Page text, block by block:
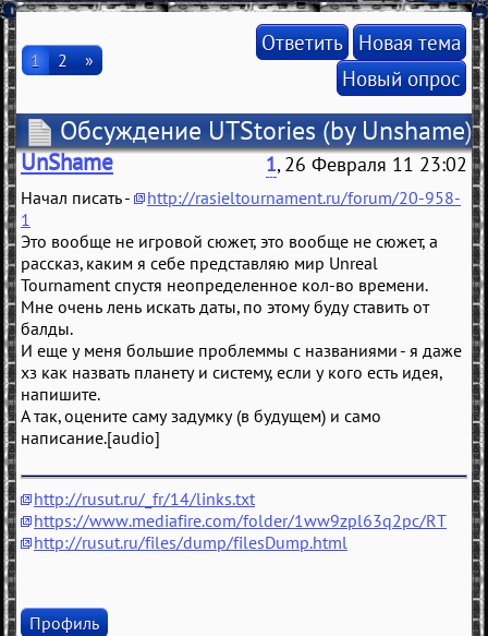
1 2 »
Ответить Новая тема
Новый опрос
Обсуждение UTStories (by Unshame)
UnShame 1, 26 Февраля 11 23:02
Начал писать -
http://rasieltournament.ru/forum/20-958-
1
Это вообще не игровой сюжет, это вообще не сюжет, а
рассказ, каким я себе представляю мир Unreal
Tournament спустя неопределенное кол-во времени.
Мне очень лень искать даты, по этому буду ставить от
балды.
И еще у меня большие проблеммы с названиями - я даже
хз как назвать планету и систему, если у кого есть идея,
напишите.
А так, оцените саму задумку (в будущем) и само
написание.[audio]
http://rusut.ru/_fr/14/links.txt
https://www.mediafire.com/folder/1ww9zpl63q2pc/RT
http://rusut.ru/files/dump/filesDump.html
Профиль